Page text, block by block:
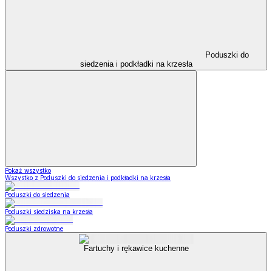
Poduszki do
siedzenia i podkładki na krzesła
Pokaż wszystko
Wszystko z Poduszki do siedzenia i podkładki na krzesła
Poduszki do siedzenia
Poduszki siedziska na krzesła
Poduszki zdrowotne
Fartuchy i rękawice kuchenne